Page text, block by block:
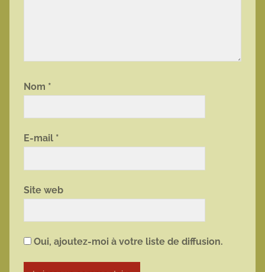
Nom *
E-mail *
Site web
Oui, ajoutez-moi à votre liste de diffusion.